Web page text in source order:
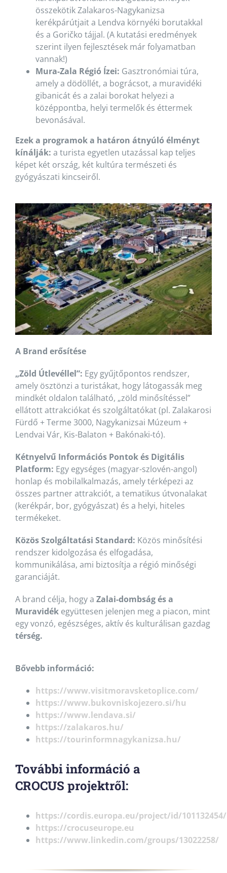
összekötik Zalakaros-Nagykanizsa
kerékpárútjait a Lendva környéki borutakkal
és a Goričko tájjal. (A kutatási eredmények
szerint ilyen fejlesztések már folyamatban
vannak!)
Mura-Zala Régió Ízei: Gasztronómiai túra,
amely a dödöllét, a bográcsot, a muravidéki
gibanicát és a zalai borokat helyezi a
középpontba, helyi termelők és éttermek
bevonásával.
Ezek a programok a határon átnyúló élményt
kínálják: a turista egyetlen utazással kap teljes
képet két ország, két kultúra természeti és
gyógyászati kincseiről.
A Brand erősítése
„Zöld Útlevéllel”: Egy gyűjtőpontos rendszer,
amely ösztönzi a turistákat, hogy látogassák meg
mindkét oldalon található, „zöld minősítéssel”
ellátott attrakciókat és szolgáltatókat (pl. Zalakarosi
Fürdő + Terme 3000, Nagykanizsai Múzeum +
Lendvai Vár, Kis-Balaton + Bakónaki-tó).
Kétnyelvű Információs Pontok és Digitális
Platform: Egy egységes (magyar-szlovén-angol)
honlap és mobilalkalmazás, amely térképezi az
összes partner attrakciót, a tematikus útvonalakat
(kerékpár, bor, gyógyászat) és a helyi, hiteles
termékeket.
Közös Szolgáltatási Standard: Közös minősítési
rendszer kidolgozása és elfogadása,
kommunikálása, ami biztosítja a régió minőségi
garanciáját.
A brand célja, hogy a Zalai-dombság és a
Muravidékegyüttesen jelenjen meg a piacon, mint
egy vonzó, egészséges, aktív és kulturálisan gazdag
térség.
Bővebb információ:
https://www.visitmoravsketoplice.com/
https://www.bukovniskojezero.si/hu
https://www.lendava.si/
https://zalakaros.hu/
https://tourinformnagykanizsa.hu/
További információ a
CROCUS projektről:
https://cordis.europa.eu/project/id/
https://crocuseurope.eu
https://www.linkedin.com/groups/13022258/